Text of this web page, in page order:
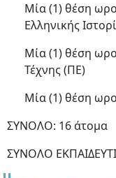
Μία (1) θέση
Ελληνικής
Μία (1) θέση
Τέχνης (ΠΕ)
Μία (1) θέση
ΣΥΝΟΛΟ: 16 άτομα
ΣΥΝΟΛΟ